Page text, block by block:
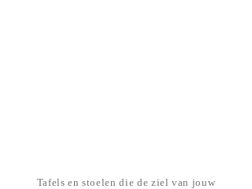
Tafels en stoelen die de ziel van jouw